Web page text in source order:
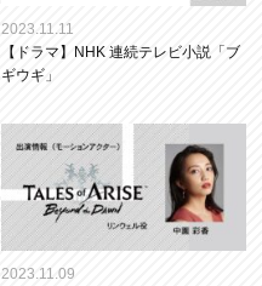
2023.11.11
【ドラマ】NHK 連続テレビ小説「ブ
ギウギ」
2023.11.09